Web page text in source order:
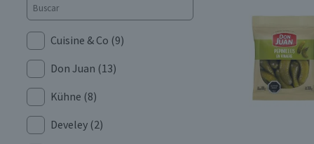
Cuisine & Co (9)
Don Juan (13)
Kühne (8)
Develey (2)